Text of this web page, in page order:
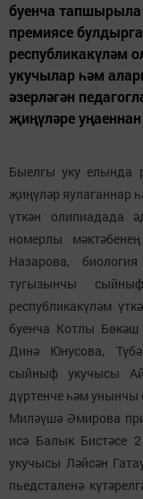
буенча тапшырыла
премиясе
республикакүләм
укучылар һәм
әзерләгән
җиңүләре
Быелгы уку елында
җиңүләр яулаганнар
үткән олипиадада
номерлы
Назарова,
тугызынчы
республикакүләм
буенча Котлы Бөкәш
Динә Юнусова,
сыйныф укучысы
дүртенче һәм
Миләүшә Әмирова
исә Балык Бистәсе
укучысы Ләйсән
пьедсталенә